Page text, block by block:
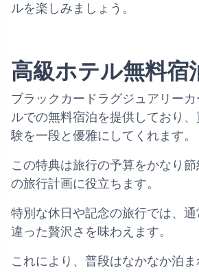
ルを楽しみましょう。
高級ホテル無料宿
ブラックカードラグジュアリー
ルでの無料宿泊を提供しており
験を一段と優雅にしてくれます。
この特典は旅行の予算をかなり
の旅行計画に役立ちます。
特別な休日や記念の旅行では、
違った贅沢さを味わえます。
これにより、普段はなかなか泊